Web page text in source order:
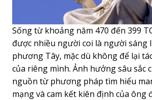
Sống từ khoảng năm 470 đến 399
được nhiều người coi là người sáng
phương Tây, mặc dù không để lại
của riêng mình. Ảnh hưởng sâu sắc
nguồn từ phương pháp tìm hiểu
mạng và cam kết kiên định của ông